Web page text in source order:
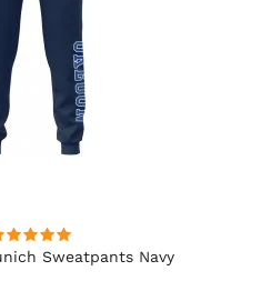
Sweatpants Navy